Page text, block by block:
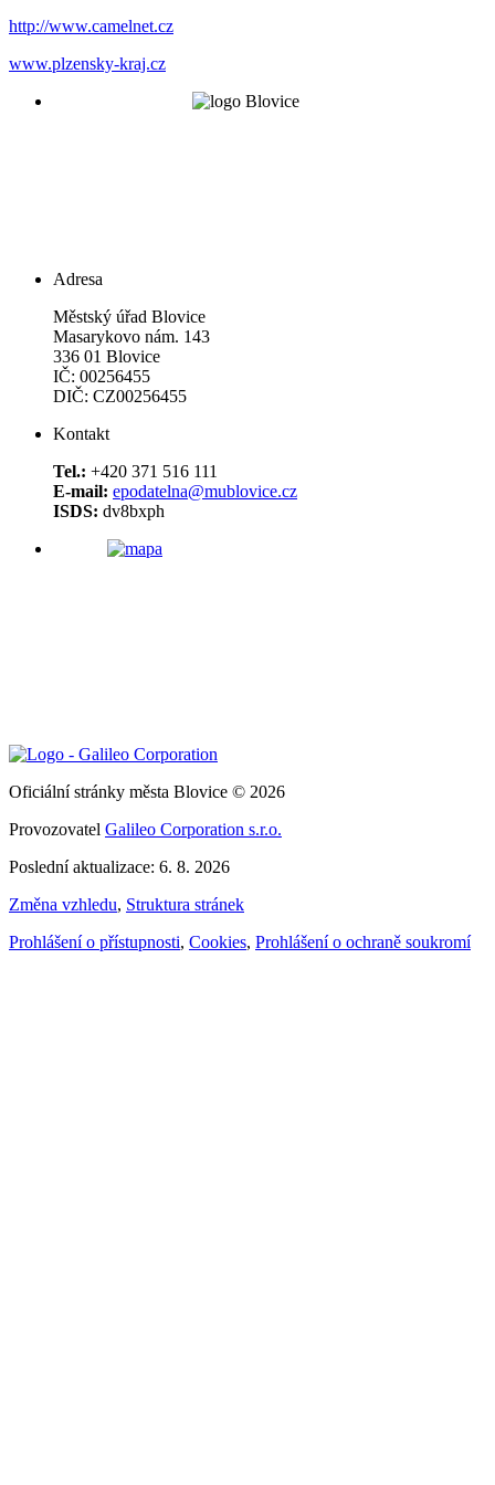
http://www.camelnet.cz
www.plzensky-kraj.cz
Adresa
Městský úřad Blovice
Masarykovo nám. 143
336 01 Blovice
IČ: 00256455
DIČ: CZ00256455
Kontakt
Tel.: +420 371 516 111
E-mail: epodatelna@mublovice.cz
ISDS: dv8bxph
Oficiální stránky města Blovice © 2026
Provozovatel Galileo Corporation s.r.o.
Poslední aktualizace: 6. 8. 2026
Změna vzhledu, Struktura stránek
Prohlášení o přístupnosti, Cookies, Prohlášení o ochraně soukromí